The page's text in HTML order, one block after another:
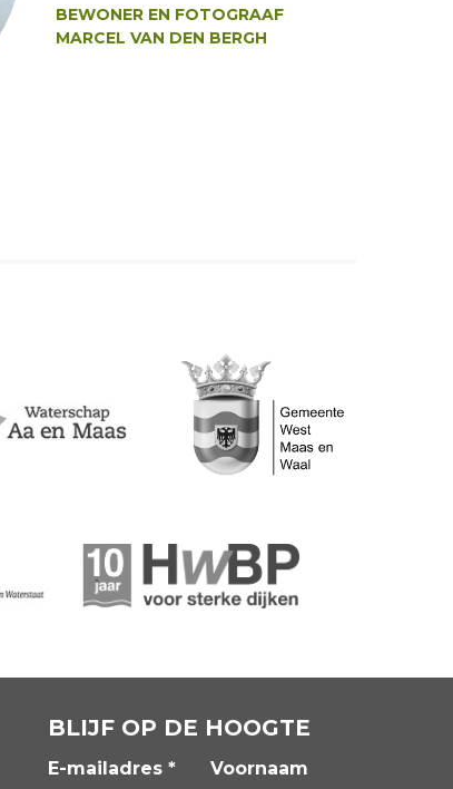
BEWONER EN FOTOGRAAF
MARCEL VAN DEN BERGH
BLIJF OP DE HOOGTE
E-mailadres * Voornaam